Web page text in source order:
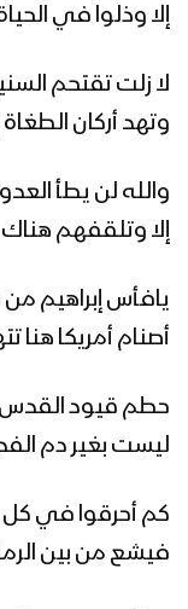
كليب
1445هـ
السديد
السديد
إلا وذلوا في
لا زلت تقتحم
وتهد أركان
والله لن يطأ العدو
إلا وتلقفهم
يافأس إبراهيم من
أصنام أمريكا هنا
حطم قيود القدس
ليست بغير دم
كم أحرقوا في كل
فيشع من بين